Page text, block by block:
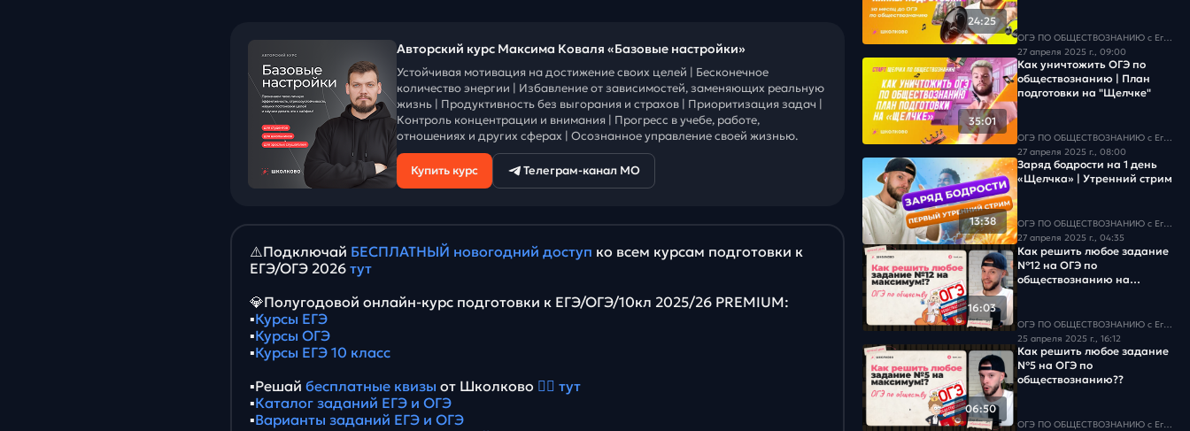
Авторский курс Максима Коваля «Базовые настройки»
Устойчивая мотивация на достижение своих целей | Бесконечное
количество энергии | Избавление от зависимостей, заменяющих реальную
жизнь | Продуктивность без выгорания и страхов | Приоритизация задач |
Контроль концентрации и внимания | Прогресс в учебе, работе,
отношениях и других сферах | Осознанное управление своей жизнью.
Купить курс Телеграм-канал МО
⚠️Подключай БЕСПЛАТНЫЙ новогодний доступ ко всем курсам подготовки к
ЕГЭ/ОГЭ 2026 тут
💎Полугодовой онлайн-курс подготовки к ЕГЭ/ОГЭ/10кл 2025/26 PREMIUM:
▪️Курсы ЕГЭ
▪️Курсы ОГЭ
▪️Курсы ЕГЭ 10 класс
▪️Решай бесплатные квизы от Школково 👉🏻 тут
▪️Каталог заданий ЕГЭ и ОГЭ
▪️Варианты заданий ЕГЭ и ОГЭ
24:25
ОГЭ ПО ОБЩЕСТВОЗНАНИЮ c Егором Кантом
27 апреля 2025 г., 09:00
35:01
Как уничтожить ОГЭ по
обществознанию | План
подготовки на "Щелчке"
ОГЭ ПО ОБЩЕСТВОЗНАНИЮ c Егором Кантом
27 апреля 2025 г., 08:00
13:38
Заряд бодрости на 1 день
«Щелчка» | Утренний стрим
ОГЭ ПО ОБЩЕСТВОЗНАНИЮ c Егором Кантом
27 апреля 2025 г., 04:35
16:03
Как решить любое задание
№12 на ОГЭ по
обществознанию на
ОГЭ ПО ОБЩЕСТВОЗНАНИЮ c Егором Кантом
25 апреля 2025 г., 16:12
06:50
Как решить любое задание
№5 на ОГЭ по
обществознанию??
ОГЭ ПО ОБЩЕСТВОЗНАНИЮ c Егором Кантом